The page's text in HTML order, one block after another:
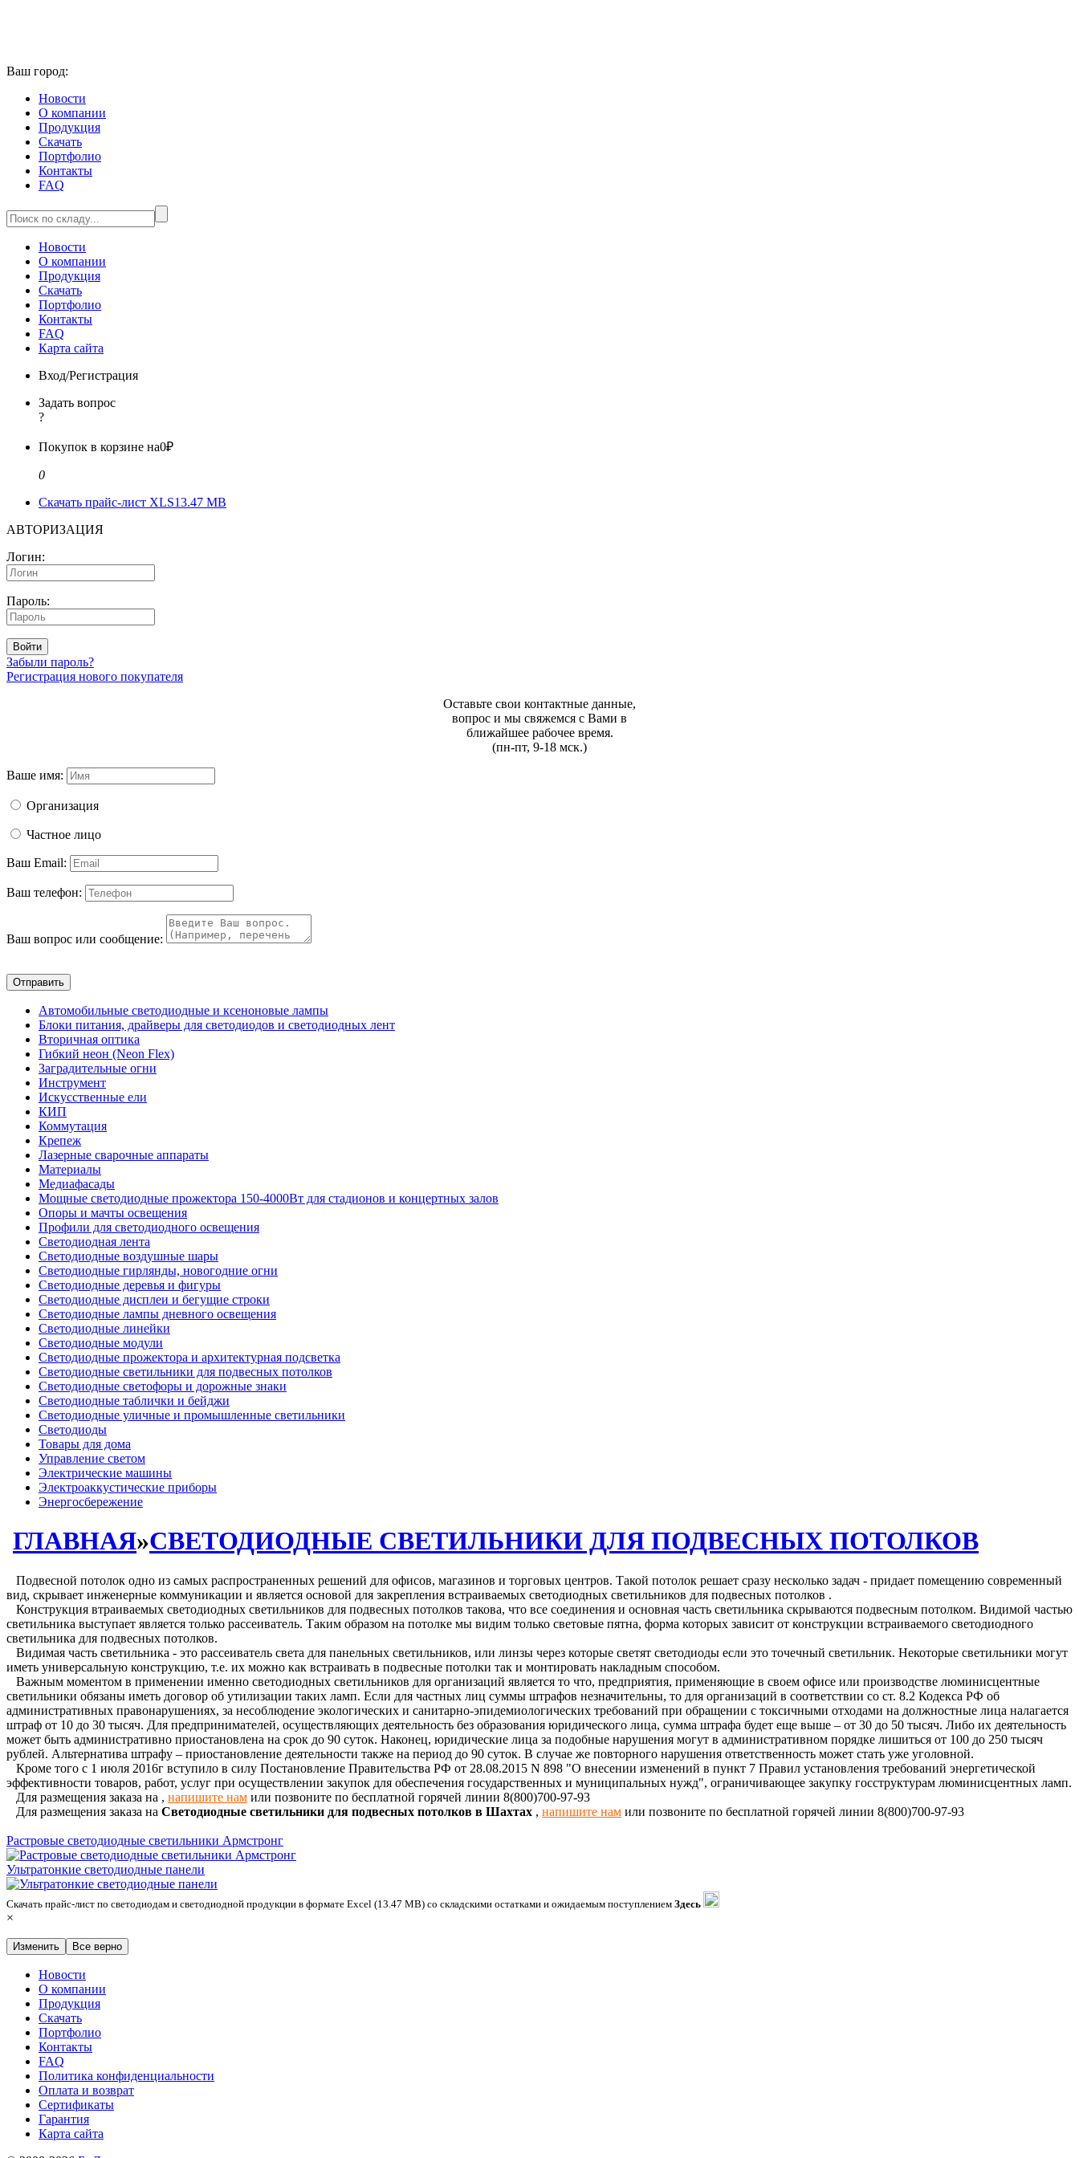
Ваш город:
Новости
О компании
Продукция
Скачать
Портфолио
Контакты
FAQ
Новости
О компании
Продукция
Скачать
Портфолио
Контакты
FAQ
Карта сайта
Вход/Регистрация
Задать вопрос
?
Покупок в корзине на0₽
0
Скачать прайс-лист XLS13.47 MB
АВТОРИЗАЦИЯ
Логин:
Пароль:
Войти
Забыли пароль?
Регистрация нового покупателя
Оставьте свои контактные данные,
вопрос и мы свяжемся с Вами в
ближайшее рабочее время.
(пн-пт, 9-18 мск.)
Ваше имя:
Организация
Частное лицо
Ваш Email:
Ваш телефон:
Ваш вопрос или сообщение:
Отправить
Автомобильные светодиодные и ксеноновые лампы
Блоки питания, драйверы для светодиодов и светодиодных лент
Вторичная оптика
Гибкий неон (Neon Flex)
Заградительные огни
Инструмент
Искусственные ели
КИП
Коммутация
Крепеж
Лазерные сварочные аппараты
Материалы
Медиафасады
Мощные светодиодные прожектора 150-4000Вт для стадионов и концертных залов
Опоры и мачты освещения
Профили для светодиодного освещения
Светодиодная лента
Светодиодные воздушные шары
Светодиодные гирлянды, новогодние огни
Светодиодные деревья и фигуры
Светодиодные дисплеи и бегущие строки
Светодиодные лампы дневного освещения
Светодиодные линейки
Светодиодные модули
Светодиодные прожектора и архитектурная подсветка
Светодиодные светильники для подвесных потолков
Светодиодные светофоры и дорожные знаки
Светодиодные таблички и бейджи
Светодиодные уличные и промышленные светильники
Светодиоды
Товары для дома
Управление светом
Электрические машины
Электроаккустические приборы
Энергосбережение
ГЛАВНАЯ»СВЕТОДИОДНЫЕ СВЕТИЛЬНИКИ ДЛЯ ПОДВЕСНЫХ ПОТОЛКОВ
Подвесной потолок одно из самых распространенных решений для офисов, магазинов и торговых центров. Такой потолок решает сразу несколько задач - придает помещению современный
вид, скрывает инженерные коммуникации и является основой для закрепления встраиваемых светодиодных светильников для подвесных потолков .
Конструкция втраиваемых светодиодных светильников для подвесных потолков такова, что все соединения и основная часть светильника скрываются подвесным потолком. Видимой частью
светильника выступает является только рассеиватель. Таким образом на потолке мы видим только световые пятна, форма которых зависит от конструкции встраиваемого светодиодного
светильника для подвесных потолков.
Видимая часть светильника - это рассеиватель света для панельных светильников, или линзы через которые светят светодиоды если это точечный светильник. Некоторые светильники могут
иметь универсальную конструкцию, т.е. их можно как встраивать в подвесные потолки так и монтировать накладным способом.
Важным моментом в применении именно светодиодных светильников для организаций является то что, предприятия, применяющие в своем офисе или производстве люминисцентные
светильники обязаны иметь договор об утилизации таких ламп. Если для частных лиц суммы штрафов незначительны, то для организаций в соответствии со ст. 8.2 Кодекса РФ об
административных правонарушениях, за несоблюдение экологических и санитарно-эпидемиологических требований при обращении с токсичными отходами на должностные лица налагается
штраф от 10 до 30 тысяч. Для предпринимателей, осуществляющих деятельность без образования юридического лица, сумма штрафа будет еще выше – от 30 до 50 тысяч. Либо их деятельность
может быть административно приостановлена на срок до 90 суток. Наконец, юридические лица за подобные нарушения могут в административном порядке лишиться от 100 до 250 тысяч
рублей. Альтернатива штрафу – приостановление деятельности также на период до 90 суток. В случае же повторного нарушения ответственность может стать уже уголовной.
Кроме того с 1 июля 2016г вступило в силу Постановление Правительства РФ от 28.08.2015 N 898 "О внесении изменений в пункт 7 Правил установления требований энергетической
эффективности товаров, работ, услуг при осуществлении закупок для обеспечения государственных и муниципальных нужд", ограничивающее закупку госструктурам люминисцентных ламп.
Для размещения заказа на , напишите нам или позвоните по бесплатной горячей линии 8(800)700-97-93
Для размещения заказа на Светодиодные светильники для подвесных потолков в Шахтах , напишите нам или позвоните по бесплатной горячей линии 8(800)700-97-93
Растровые светодиодные светильники Армстронг
Ультратонкие светодиодные панели
Скачать прайс-лист по светодиодам и светодиодной продукции в формате Excel (13.47 MB) со складскими остатками и ожидаемым поступлением Здесь
×
Изменить Все верно
Новости
О компании
Продукция
Скачать
Портфолио
Контакты
FAQ
Политика конфиденциальности
Оплата и возврат
Сертификаты
Гарантия
Карта сайта